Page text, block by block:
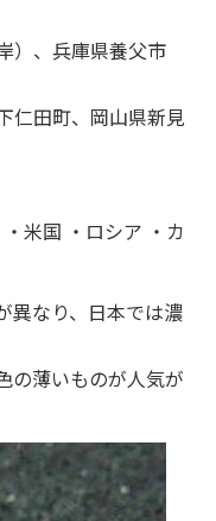
）、兵庫県養父市
仁田町、岡山県新見
米国 ・ロシア ・カ
異なり、日本では濃
の薄いものが人気が